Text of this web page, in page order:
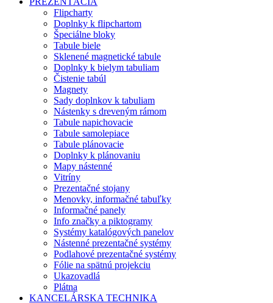
Flipcharty
Doplnky k flipchartom
Špeciálne bloky
Tabule biele
Sklenené magnetické tabule
Doplnky k bielym tabuliam
Čistenie tabúl
Magnety
Sady doplnkov k tabuliam
Nástenky s dreveným rámom
Tabule napichovacie
Tabule samolepiace
Tabule plánovacie
Doplnky k plánovaniu
Mapy nástenné
Vitríny
Prezentačné stojany
Menovky, informačné tabuľky
Informačné panely
Info značky a piktogramy
Systémy katalógových panelov
Nástenné prezentačné systémy
Podlahové prezentačné systémy
Fólie na spätnú projekciu
Ukazovadlá
Plátna
KANCELÁRSKA TECHNIKA